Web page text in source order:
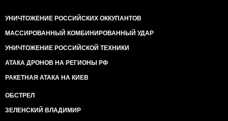
УНИЧТОЖЕНИЕ РОССИЙСКИХ ОККУПАНТОВ
МАССИРОВАННЫЙ КОМБИНИРОВАННЫЙ УДАР
УНИЧТОЖЕНИЕ РОССИЙСКОЙ ТЕХНИКИ
АТАКА ДРОНОВ НА РЕГИОНЫ РФ
РАКЕТНАЯ АТАКА НА КИЕВ
ОБСТРЕЛ
ЗЕЛЕНСКИЙ ВЛАДИМИР